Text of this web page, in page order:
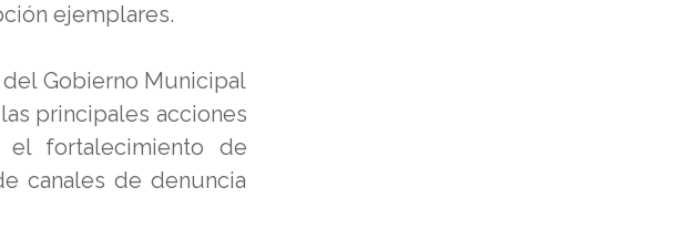
ejemplares.
Gobierno Municipal
principales acciones
el fortalecimiento de
canales de denuncia